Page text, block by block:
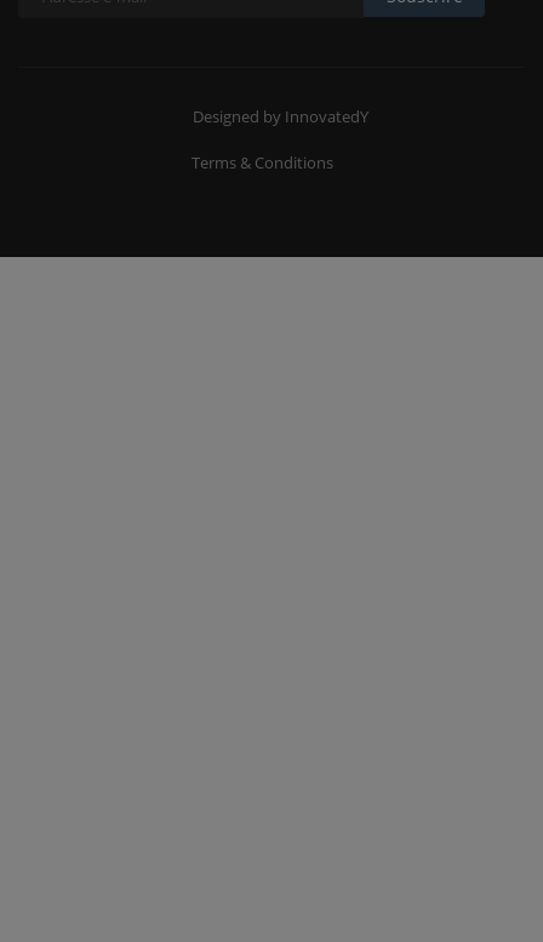
Designed by InnovatedY
Terms & Conditions